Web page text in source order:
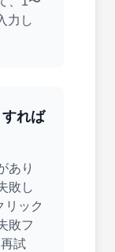
力し
れば
あり
敗し
リック
敗フ
試